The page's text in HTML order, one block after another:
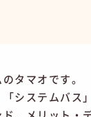
タマオです。
システムバス